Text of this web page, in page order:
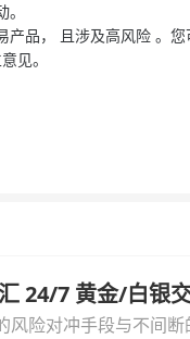
品， 且涉及高风险 。
见。
24/7 黄金/白银
风险对冲手段与不间